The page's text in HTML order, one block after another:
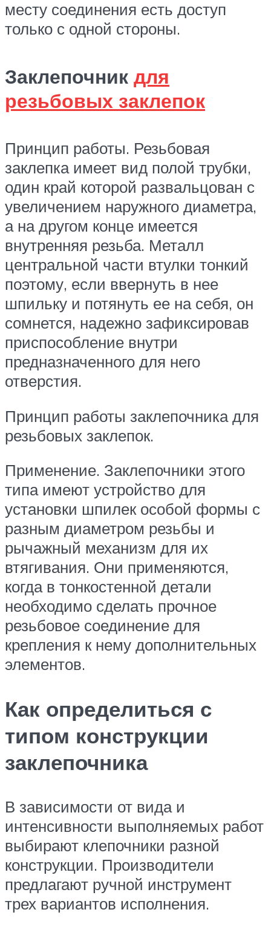
месту соединения есть доступ
только с одной стороны.
Заклепочник для
резьбовых заклепок
Принцип работы. Резьбовая
заклепка имеет вид полой трубки,
один край которой развальцован с
увеличением наружного диаметра,
а на другом конце имеется
внутренняя резьба. Металл
центральной части втулки тонкий
поэтому, если ввернуть в нее
шпильку и потянуть ее на себя, он
сомнется, надежно зафиксировав
приспособление внутри
предназначенного для него
отверстия.
Принцип работы заклепочника для
резьбовых заклепок.
Применение. Заклепочники этого
типа имеют устройство для
установки шпилек особой формы с
разным диаметром резьбы и
рычажный механизм для их
втягивания. Они применяются,
когда в тонкостенной детали
необходимо сделать прочное
резьбовое соединение для
крепления к нему дополнительных
элементов.
Как определиться с
типом конструкции
заклепочника
В зависимости от вида и
интенсивности выполняемых работ
выбирают клепочники разной
конструкции. Производители
предлагают ручной инструмент
трех вариантов исполнения.